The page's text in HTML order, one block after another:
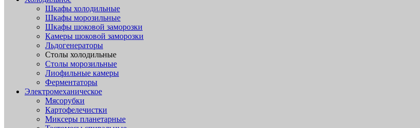
Шкафы холодильные
Шкафы морозильные
Шкафы шоковой заморозки
Камеры шоковой заморозки
Льдогенераторы
Столы холодильные
Столы морозильные
Лиофильные камеры
Ферментаторы
Электромеханическое
Мясорубки
Картофелечистки
Миксеры планетарные